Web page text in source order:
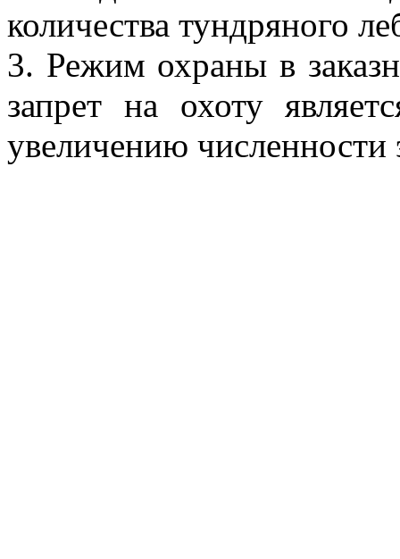
количества тундряного
3. Режим охраны в
запрет на охоту
увеличению численности